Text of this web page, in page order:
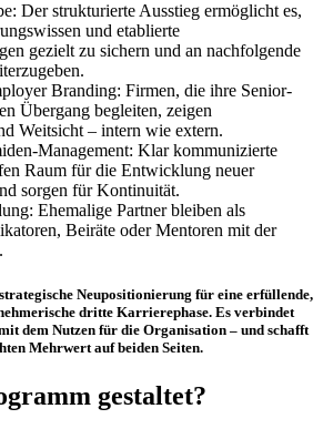
Der strukturierte Ausstieg ermöglicht es,
und etablierte
gezielt zu sichern und an nachfolgende
Branding: Firmen, die ihre Senior-
Übergang begleiten, zeigen
Weitsicht – intern wie extern.
Management: Klar kommunizierte
Raum für die Entwicklung neuer
sorgen für Kontinuität.
Ehemalige Partner bleiben als
Beiräte oder Mentoren mit der
Neupositionierung für eine erfüllende,
dritte Karrierephase. Es verbindet
dem Nutzen für die Organisation – und schafft
Mehrwert auf beiden Seiten.
gestaltet?